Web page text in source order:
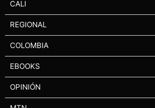
CALI
REGIONAL
COLOMBIA
EBOOKS
OPINIÓN